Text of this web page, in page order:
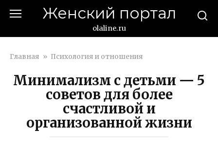
Женский портал
olaline.ru
Главная » Психология и отношения
Минимализм с детьми — 5
советов для более
счастливой и
организованной жизни